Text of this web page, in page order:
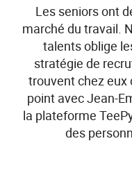
Les seniors ont
marché du travail.
talents oblige
stratégie de
trouvent chez eux
point avec Jean-
la plateforme
des